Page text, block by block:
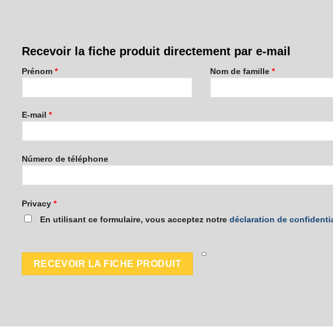
Recevoir la fiche produit directement par e-mail
Prénom * Nom de famille *
E-mail *
Número de téléphone
Privacy *
En utilisant ce formulaire, vous acceptez notre déclaration de